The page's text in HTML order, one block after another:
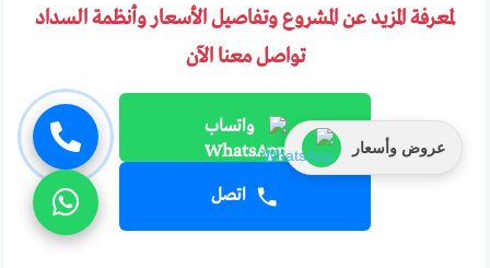
لمعرفة المزيد عن المشروع وتفاصيل الأسعار وأنظمة السداد
تواصل معنا الآن
واتساب
اتصل
عروض وأسعار